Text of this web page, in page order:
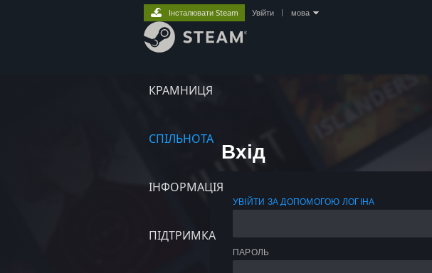
КРАМНИЦЯ
СПІЛЬНОТА
ІНФОРМАЦІЯ
ПІДТРИМКА
Інсталювати Steam Увійти мова
Вхід
УВІЙТИ ЗА ДОПОМОГОЮ ЛОГІНА
ПАРОЛЬ